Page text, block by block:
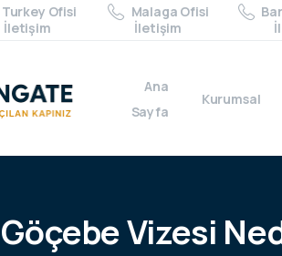
Turkey Ofisi
İletişim
Malaga Ofisi
İletişim
Ana
Sayfa
Kurumsal
GöçebeVizesi